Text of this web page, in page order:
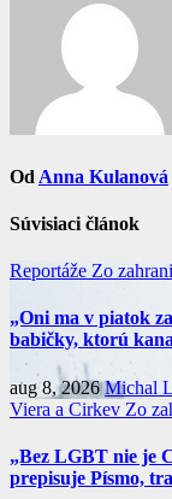
Od Anna Kulanová
Súvisiaci článok
Reportáže Zo
„Oni ma v piatok
babičky, ktorú
aug 8, 2026Michal
Viera a Cirkev Zo
„Bez LGBT nie je
prepisuje Písmo,